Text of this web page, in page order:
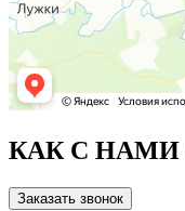
КАК С НАМИ
Заказать звонок